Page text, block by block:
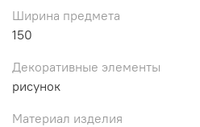
Ширина предмета
150
Декоративные элементы
рисунок
Материал изделия